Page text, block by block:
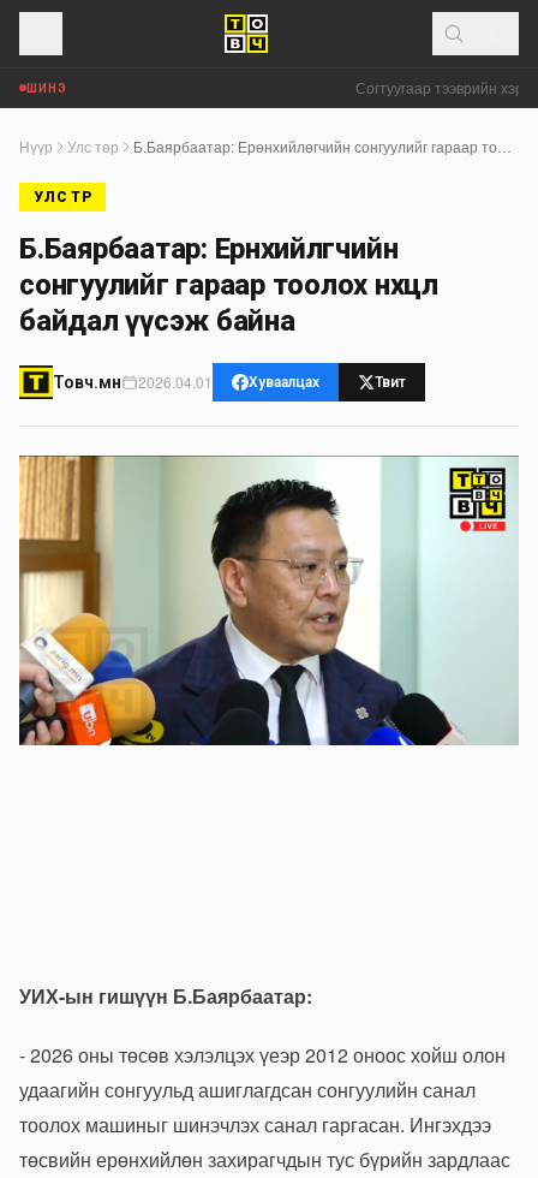
ШИНЭ Согтуугаар тээврийн
Нүүр Улс төр
УЛС ТӨР
Б.Баярбаатар: Ерөнхийлөгчийн
сонгуулийг гараар тоолох нөхцөл
байдал үүсэж байна
Товч.мн 2026.04.01 Хуваалцах Твит
УИХ-ын гишүүн Б.Баярбаатар:
- 2026 оны төсөв хэлэлцэх үеэр 2012 оноос хойш олон
удаагийн сонгуульд ашиглагдсан сонгуулийн санал
тоолох машиныг шинэчлэх санал гаргасан. Ингэхдээ
төсвийн ерөнхийлөн захирагчдын тус бүрийн зардлаас